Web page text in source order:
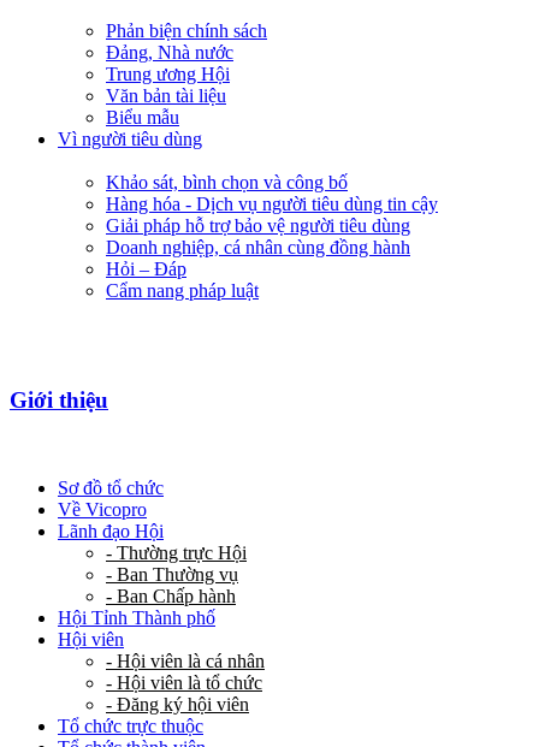
Phản biện chính sách
Đảng, Nhà nước
Trung ương Hội
Văn bản tài liệu
Biểu mẫu
Vì người tiêu dùng
Khảo sát, bình chọn và công bố
Hàng hóa - Dịch vụ người tiêu dùng tin cậy
Giải pháp hỗ trợ bảo vệ người tiêu dùng
Doanh nghiệp, cá nhân cùng đồng hành
Hỏi – Đáp
Cẩm nang pháp luật
Giới thiệu
Sơ đồ tổ chức
Về Vicopro
Lãnh đạo Hội
- Thường trực Hội
- Ban Thường vụ
- Ban Chấp hành
Hội Tỉnh Thành phố
Hội viên
- Hội viên là cá nhân
- Hội viên là tổ chức
- Đăng ký hội viên
Tổ chức trực thuộc